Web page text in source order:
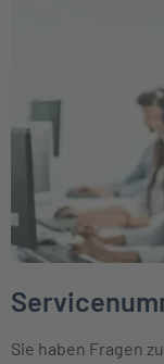
Weiter zu
Sie haben Fragen